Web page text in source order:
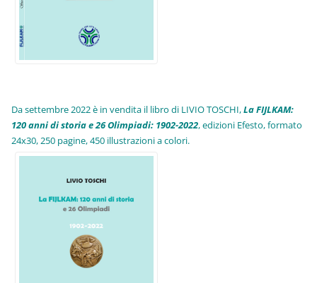
Da settembre 2022 è in vendita il libro di LIVIO TOSCHI,La FIJLKAM:
120 anni di storia e 26 Olimpiadi: 1902-2022, edizioni Efesto, formato
24x30, 250 pagine, 450 illustrazioni a colori.